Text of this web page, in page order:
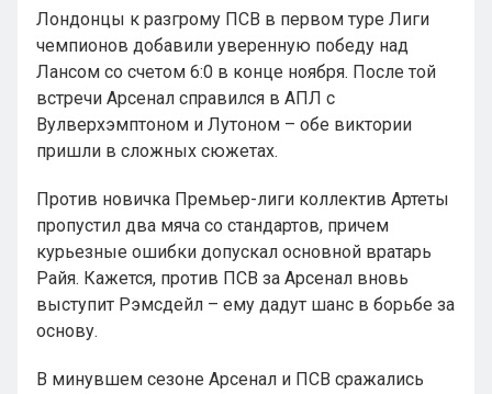
Лондонцы к разгрому ПСВ в первом туре Лиги
чемпионов добавили уверенную победу над
Лансом со счетом 6:0 в конце ноября. После той
встречи Арсенал справился в АПЛ с
Вулверхэмптоном и Лутоном – обе виктории
пришли в сложных сюжетах.
Против новичка Премьер-лиги коллектив Артеты
пропустил два мяча со стандартов, причем
курьезные ошибки допускал основной вратарь
Райя. Кажется, против ПСВ за Арсенал вновь
выступит Рэмсдейл – ему дадут шанс в борьбе за
основу.
В минувшем сезоне Арсенал и ПСВ сражались